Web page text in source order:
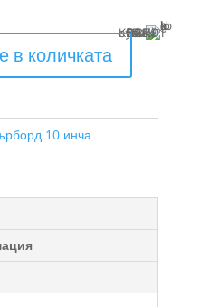
в количката
Купи с13 x €28.01 (13 x 54.78 BGN)
10 инча